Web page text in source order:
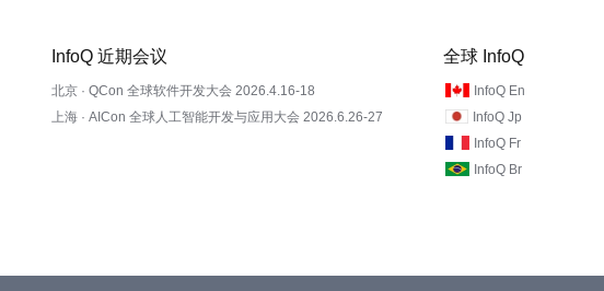
InfoQ 近期会议
北京 · QCon 全球软件开发大会 2026.4.16-18
上海 · AICon 全球人工智能开发与应用大会 2026.6.26-27
全球 InfoQ
InfoQ En
InfoQ Jp
InfoQ Fr
InfoQ Br